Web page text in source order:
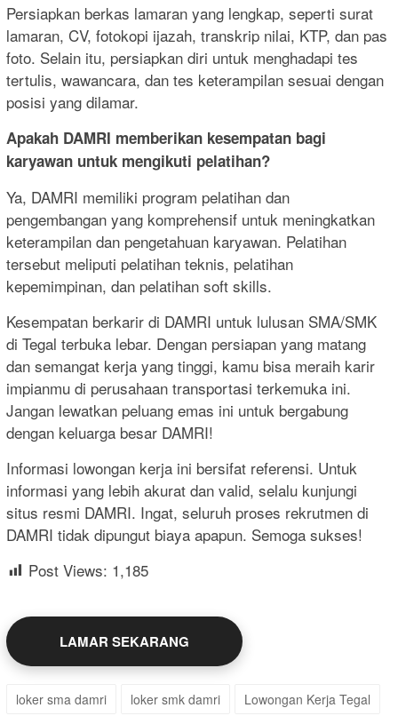
Persiapkan berkas lamaran yang lengkap, seperti surat
lamaran, CV, fotokopi ijazah, transkrip nilai, KTP, dan pas
foto. Selain itu, persiapkan diri untuk menghadapi tes
tertulis, wawancara, dan tes keterampilan sesuai dengan
posisi yang dilamar.
Apakah DAMRI memberikan kesempatan bagi
karyawan untuk mengikuti pelatihan?
Ya, DAMRI memiliki program pelatihan dan
pengembangan yang komprehensif untuk meningkatkan
keterampilan dan pengetahuan karyawan. Pelatihan
tersebut meliputi pelatihan teknis, pelatihan
kepemimpinan, dan pelatihan soft skills.
Kesempatan berkarir di DAMRI untuk lulusan SMA/SMK
di Tegal terbuka lebar. Dengan persiapan yang matang
dan semangat kerja yang tinggi, kamu bisa meraih karir
impianmu di perusahaan transportasi terkemuka ini.
Jangan lewatkan peluang emas ini untuk bergabung
dengan keluarga besar DAMRI!
Informasi lowongan kerja ini bersifat referensi. Untuk
informasi yang lebih akurat dan valid, selalu kunjungi
situs resmi DAMRI. Ingat, seluruh proses rekrutmen di
DAMRI tidak dipungut biaya apapun. Semoga sukses!
Post Views: 1,185
LAMAR SEKARANG
loker sma damri loker smk damri Lowongan Kerja Tegal